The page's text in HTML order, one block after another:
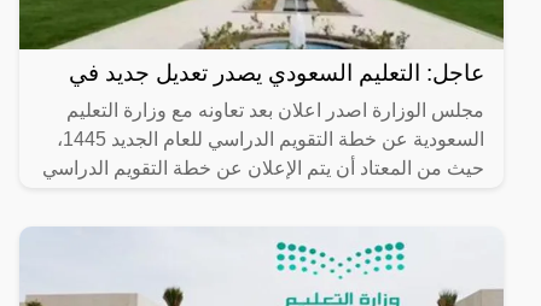
عاجل: التعليم السعودي يصدر تعديل جديد في
مجلس الوزارة اصدر اعلان بعد تعاونه مع وزارة التعليم
السعودية عن خطة التقويم الدراسي للعام الجديد 1445،
حيث من المعتاد أن يتم الإعلان عن خطة التقويم الدراسي